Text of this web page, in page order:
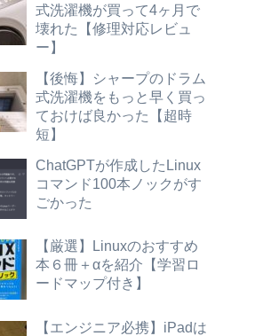
式洗濯機が買って4ヶ月で
壊れた【修理対応レビュ
ー】
【後悔】シャープのドラム
式洗濯機をもっと早く買っ
ておけば良かった【超時
短】
ChatGPTが作成したLinux
コマンド100本ノックがす
ごかった
【厳選】Linuxのおすすめ
本６冊＋αを紹介【学習ロ
ードマップ付き】
【エンジニア必携】iPadは